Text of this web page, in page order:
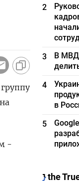
-
2
3
В МВД
4
в
5